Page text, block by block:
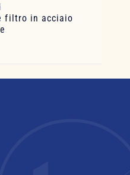
filtro in acciaio